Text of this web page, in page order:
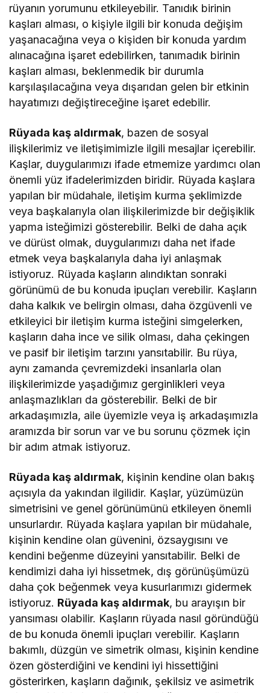
rüyanın yorumunu etkileyebilir. Tanıdık birinin
kaşları alması, o kişiyle ilgili bir konuda değişim
yaşanacağına veya o kişiden bir konuda yardım
alınacağına işaret edebilirken, tanımadık birinin
kaşları alması, beklenmedik bir durumla
karşılaşılacağına veya dışarıdan gelen bir etkinin
hayatımızı değiştireceğine işaret edebilir.
Rüyada kaş aldırmak, bazen de sosyal
ilişkilerimiz ve iletişimimizle ilgili mesajlar içerebilir.
Kaşlar, duygularımızı ifade etmemize yardımcı olan
önemli yüz ifadelerimizden biridir. Rüyada kaşlara
yapılan bir müdahale, iletişim kurma şeklimizde
veya başkalarıyla olan ilişkilerimizde bir değişiklik
yapma isteğimizi gösterebilir. Belki de daha açık
ve dürüst olmak, duygularımızı daha net ifade
etmek veya başkalarıyla daha iyi anlaşmak
istiyoruz. Rüyada kaşların alındıktan sonraki
görünümü de bu konuda ipuçları verebilir. Kaşların
daha kalkık ve belirgin olması, daha özgüvenli ve
etkileyici bir iletişim kurma isteğini simgelerken,
kaşların daha ince ve silik olması, daha çekingen
ve pasif bir iletişim tarzını yansıtabilir. Bu rüya,
aynı zamanda çevremizdeki insanlarla olan
ilişkilerimizde yaşadığımız gerginlikleri veya
anlaşmazlıkları da gösterebilir. Belki de bir
arkadaşımızla, aile üyemizle veya iş arkadaşımızla
aramızda bir sorun var ve bu sorunu çözmek için
bir adım atmak istiyoruz.
Rüyada kaş aldırmak, kişinin kendine olan bakış
açısıyla da yakından ilgilidir. Kaşlar, yüzümüzün
simetrisini ve genel görünümünü etkileyen önemli
unsurlardır. Rüyada kaşlara yapılan bir müdahale,
kişinin kendine olan güvenini, özsaygısını ve
kendini beğenme düzeyini yansıtabilir. Belki de
kendimizi daha iyi hissetmek, dış görünüşümüzü
daha çok beğenmek veya kusurlarımızı gidermek
istiyoruz. Rüyada kaş aldırmak, bu arayışın bir
yansıması olabilir. Kaşların rüyada nasıl göründüğü
de bu konuda önemli ipuçları verebilir. Kaşların
bakımlı, düzgün ve simetrik olması, kişinin kendine
özen gösterdiğini ve kendini iyi hissettiğini
gösterirken, kaşların dağınık, şekilsiz ve asimetrik